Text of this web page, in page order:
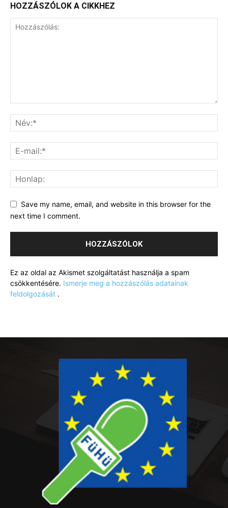
HOZZÁSZÓLOK A CIKKHEZ
Save my name, email, and website in this browser for the
next time I comment.
Ez az oldal az Akismet szolgáltatást használja a spam
csökkentésére. Ismerje meg a hozzászólás adatainak
feldolgozását .